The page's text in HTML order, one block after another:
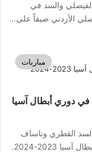
والسد في
مباريات
دوري أبطال آسيا
السد القطري وناساف
كارشي الأوزبكي، ضمن منافسات بطولة دوري أبطال آسيا 2023-2024.